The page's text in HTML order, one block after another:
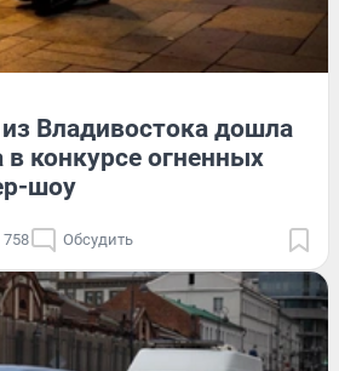
Владивостока дошла
конкурсе огненных
шоу
758 Обсудить